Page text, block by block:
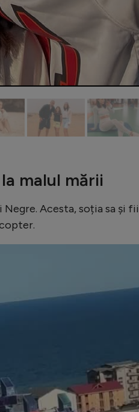
malul mării
Acesta, soția sa și